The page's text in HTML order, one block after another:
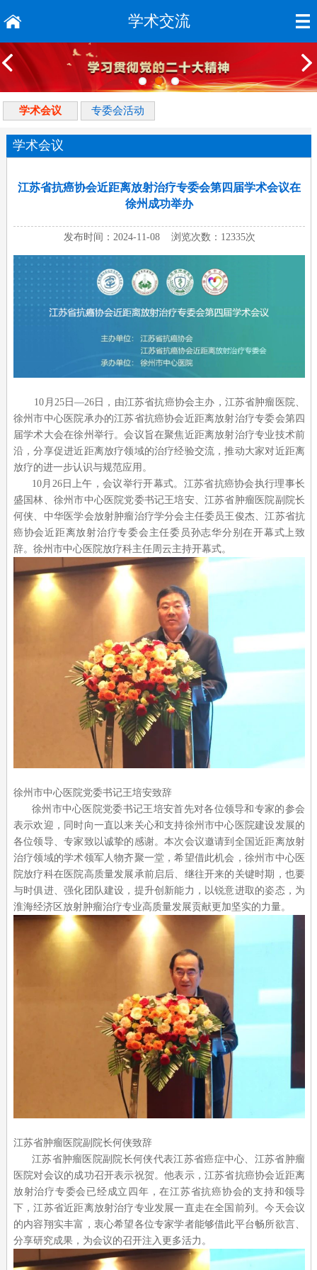
学术交流
学术会议 专委会活动
学术会议
江苏省抗癌协会近距离放射治疗专委会第四届学术会议在
徐州成功举办
发布时间：2024-11-08 浏览次数：12335次
10月25日—26日，由江苏省抗癌协会主办，江苏省肿瘤医院、
徐州市中心医院承办的江苏省抗癌协会近距离放射治疗专委会第四
届学术大会在徐州举行。会议旨在聚焦近距离放射治疗专业技术前
沿，分享促进近距离放疗领域的治疗经验交流，推动大家对近距离
放疗的进一步认识与规范应用。
10月26日上午，会议举行开幕式。江苏省抗癌协会执行理事长
盛国林、徐州市中心医院党委书记王培安、江苏省肿瘤医院副院长
何侠、中华医学会放射肿瘤治疗学分会主任委员王俊杰、江苏省抗
癌协会近距离放射治疗专委会主任委员孙志华分别在开幕式上致
辞。徐州市中心医院放疗科主任周云主持开幕式。
徐州市中心医院党委书记王培安致辞
徐州市中心医院党委书记王培安首先对各位领导和专家的参会
表示欢迎，同时向一直以来关心和支持徐州市中心医院建设发展的
各位领导、专家致以诚挚的感谢。本次会议邀请到全国近距离放射
治疗领域的学术领军人物齐聚一堂，希望借此机会，徐州市中心医
院放疗科在医院高质量发展承前启后、继往开来的关键时期，也要
与时俱进、强化团队建设，提升创新能力，以锐意进取的姿态，为
淮海经济区放射肿瘤治疗专业高质量发展贡献更加坚实的力量。
江苏省肿瘤医院副院长何侠致辞
江苏省肿瘤医院副院长何侠代表江苏省癌症中心、江苏省肿瘤
医院对会议的成功召开表示祝贺。他表示，江苏省抗癌协会近距离
放射治疗专委会已经成立四年，在江苏省抗癌协会的支持和领导
下，江苏省近距离放射治疗专业发展一直走在全国前列。今天会议
的内容翔实丰富，衷心希望各位专家学者能够借此平台畅所欲言、
分享研究成果，为会议的召开注入更多活力。